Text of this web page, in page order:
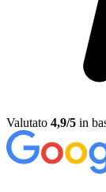
Valutato 4,9/5 in